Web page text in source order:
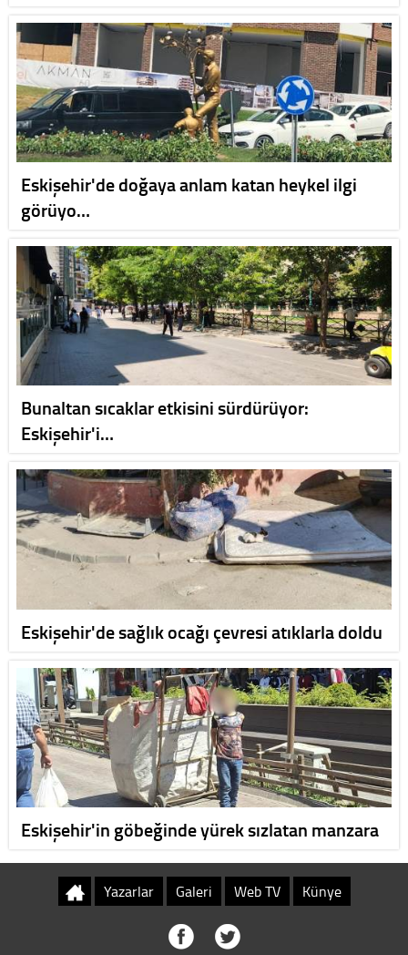
Eskişehir'de doğaya anlam katan heykel ilgi
görüyo…
Bunaltan sıcaklar etkisini sürdürüyor:
Eskişehir'i…
Eskişehir'de sağlık ocağı çevresi atıklarla doldu
Eskişehir'in göbeğinde yürek sızlatan manzara
Yazarlar Galeri Web TV Künye